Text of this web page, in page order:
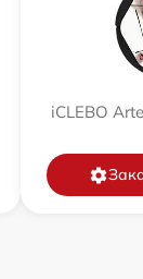
iCLEBO